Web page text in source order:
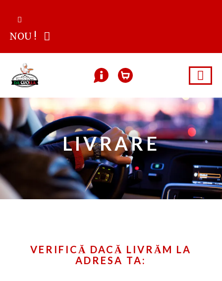
NOU !
LIVRARE
VERIFICĂ DACĂ LIVRĂM LA
ADRESA TA: